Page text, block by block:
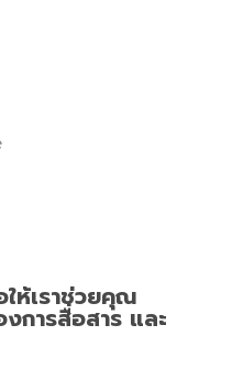
ห้เราช่วยคุณ
การสื่อสาร และ